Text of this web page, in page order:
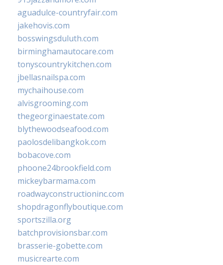
aguadulce-countryfair.com
jakehovis.com
bosswingsduluth.com
birminghamautocare.com
tonyscountrykitchen.com
jbellasnailspa.com
mychaihouse.com
alvisgrooming.com
thegeorginaestate.com
blythewoodseafood.com
paolosdelibangkok.com
bobacove.com
phoone24brookfield.com
mickeybarmama.com
roadwayconstructioninc.com
shopdragonflyboutique.com
sportszilla.org
batchprovisionsbar.com
brasserie-gobette.com
musicrearte.com